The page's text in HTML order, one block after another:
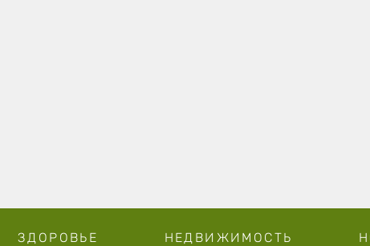
ЗДОРОВЬЕ НЕДВИЖИМОСТЬ